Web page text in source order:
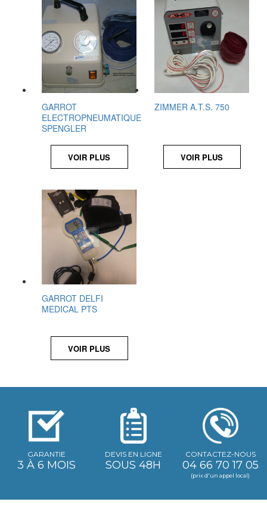
GARROT
ELECTROPNEUMATIQUE
SPENGLER
VOIR PLUS
ZIMMER A.T.S. 750
VOIR PLUS
GARROT DELFI
MEDICAL PTS
VOIR PLUS
GARANTIE
3 À 6 MOIS
DEVIS EN LIGNE
SOUS 48H
CONTACTEZ-NOUS
04 66 70 17 05
(prix d'un appel local)